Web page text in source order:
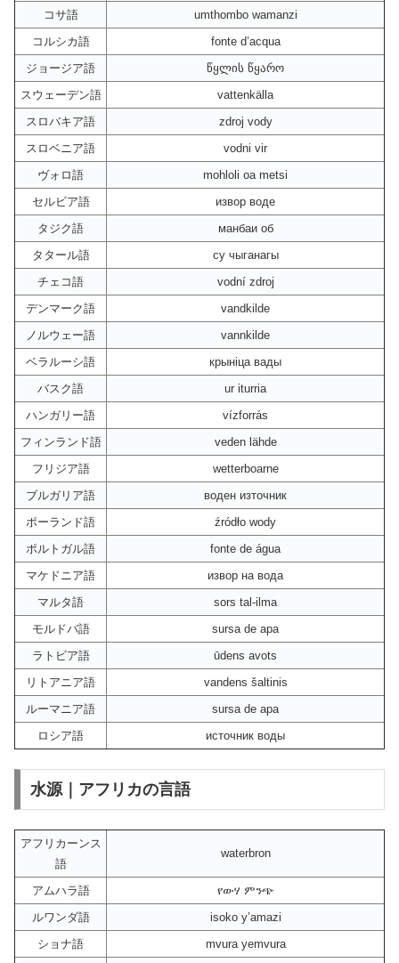
コサ語
umthombo wamanzi
コルシカ語
fonte d’acqua
ジョージア語
წყლის წყარო
スウェーデン語
vattenkälla
スロバキア語
zdroj vody
スロベニア語
vodni vir
ヴォロ語
mohloli oa metsi
セルビア語
извор воде
タジク語
манбаи об
タタール語
су чыганагы
チェコ語
vodní zdroj
デンマーク語
vandkilde
ノルウェー語
vannkilde
ベラルーシ語
крыніца вады
バスク語
ur iturria
ハンガリー語
vízforrás
フィンランド語
veden lähde
フリジア語
wetterboarne
ブルガリア語
воден източник
ポーランド語
źródło wody
ポルトガル語
fonte de água
マケドニア語
извор на вода
マルタ語
sors tal-ilma
モルドバ語
sursa de apa
ラトビア語
ūdens avots
リトアニア語
vandens šaltinis
ルーマニア語
sursa de apa
ロシア語
источник воды
水源｜アフリカの言語
アフリカーンス
語
waterbron
アムハラ語
የውሃ ምንጭ
ルワンダ語
isoko y’amazi
ショナ語
mvura yemvura